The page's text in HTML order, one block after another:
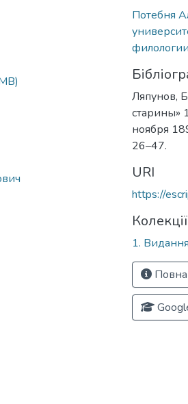
Потебня
филологии
Ляпунов,
старины»
ноября
26–47.
URI
https://
Колекції
1.